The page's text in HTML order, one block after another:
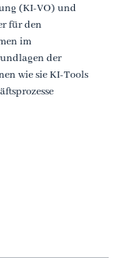
(KI-VO) und
für den
im
der
wie sie KI-Tools